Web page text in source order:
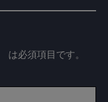
は必須項目です。